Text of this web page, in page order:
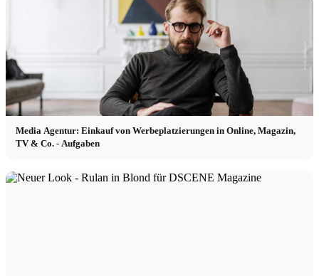
Media Agentur: Einkauf von Werbeplatzierungen in Online, Magazin,
TV & Co. - Aufgaben